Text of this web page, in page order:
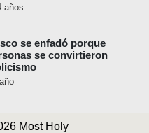
años
se enfadó porque
se convirtieron
Most Holy